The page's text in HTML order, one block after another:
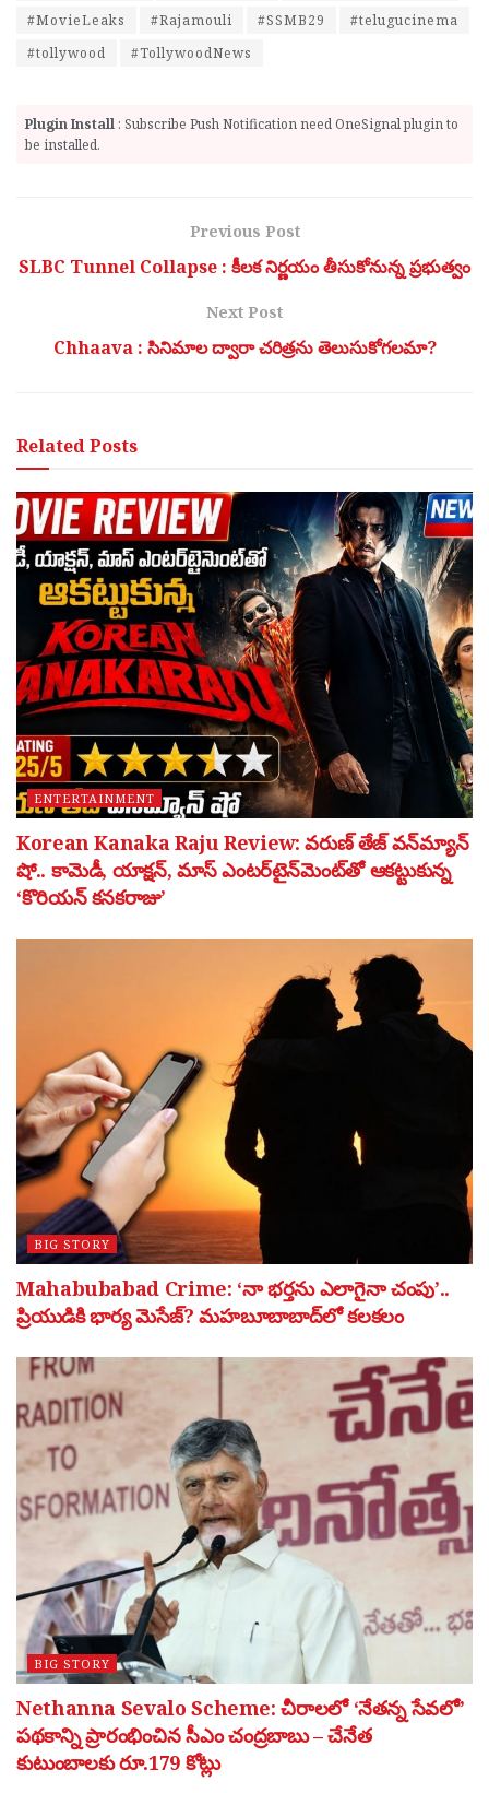
#MovieLeaks
#Rajamouli #SSMB29
#telugucinema
#tollywood
#TollywoodNews
Plugin Install : Subscribe Push Notification need OneSignal plugin to
be installed.
Previous Post
SLBC Tunnel Collapse : కీలక నిర్ణయం తీసుకోనున్న ప్రభుత్వం
Next Post
Chhaava : సినిమాల ద్వారా చరిత్రను తెలుసుకోగలమా?
RelatedPosts
ENTERTAINMENT
Korean Kanaka Raju Review: వరుణ్ తేజ్ వన్‌మ్యాన్
షో.. కామెడీ, యాక్షన్, మాస్ ఎంటర్‌టైన్‌మెంట్‌తో ఆకట్టుకున్న
‘కొరియన్ కనకరాజు’
BIG STORY
Mahabubabad Crime: ‘నా భర్తను ఎలాగైనా చంపు’..
ప్రియుడికి భార్య మెసేజ్? మహబూబాబాద్‌లో కలకలం
BIG STORY
Nethanna Sevalo Scheme: చీరాలలో ‘నేతన్న సేవలో’
పథకాన్ని ప్రారంభించిన సీఎం చంద్రబాబు – చేనేత
కుటుంబాలకు రూ.179 కోట్లు